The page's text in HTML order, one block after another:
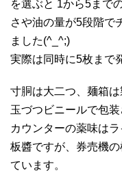
を選ぶと 1から5まで
さや油の量が5段階で
ました(^_^;)
実際は同時に5枚まで
寸胴は大二つ、麺箱
玉づつビニールで包装
カウンターの薬味は
板醬ですが、券売機
ています。